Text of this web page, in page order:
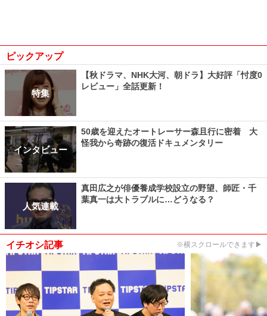
ピックアップ
特集
【秋ドラマ、NHK大河、朝ドラ】大好評「忖度0
レビュー」全話更新！
インタビュー
50歳を迎えたオートレーサー森且行に密着 大
怪我から奇跡の復活ドキュメンタリー
人気連載
真田広之が俳優養成学校設立の野望、師匠・千
葉真一は大トラブルに…どうなる？
イチオシ記事 ※横スクロールできます▶